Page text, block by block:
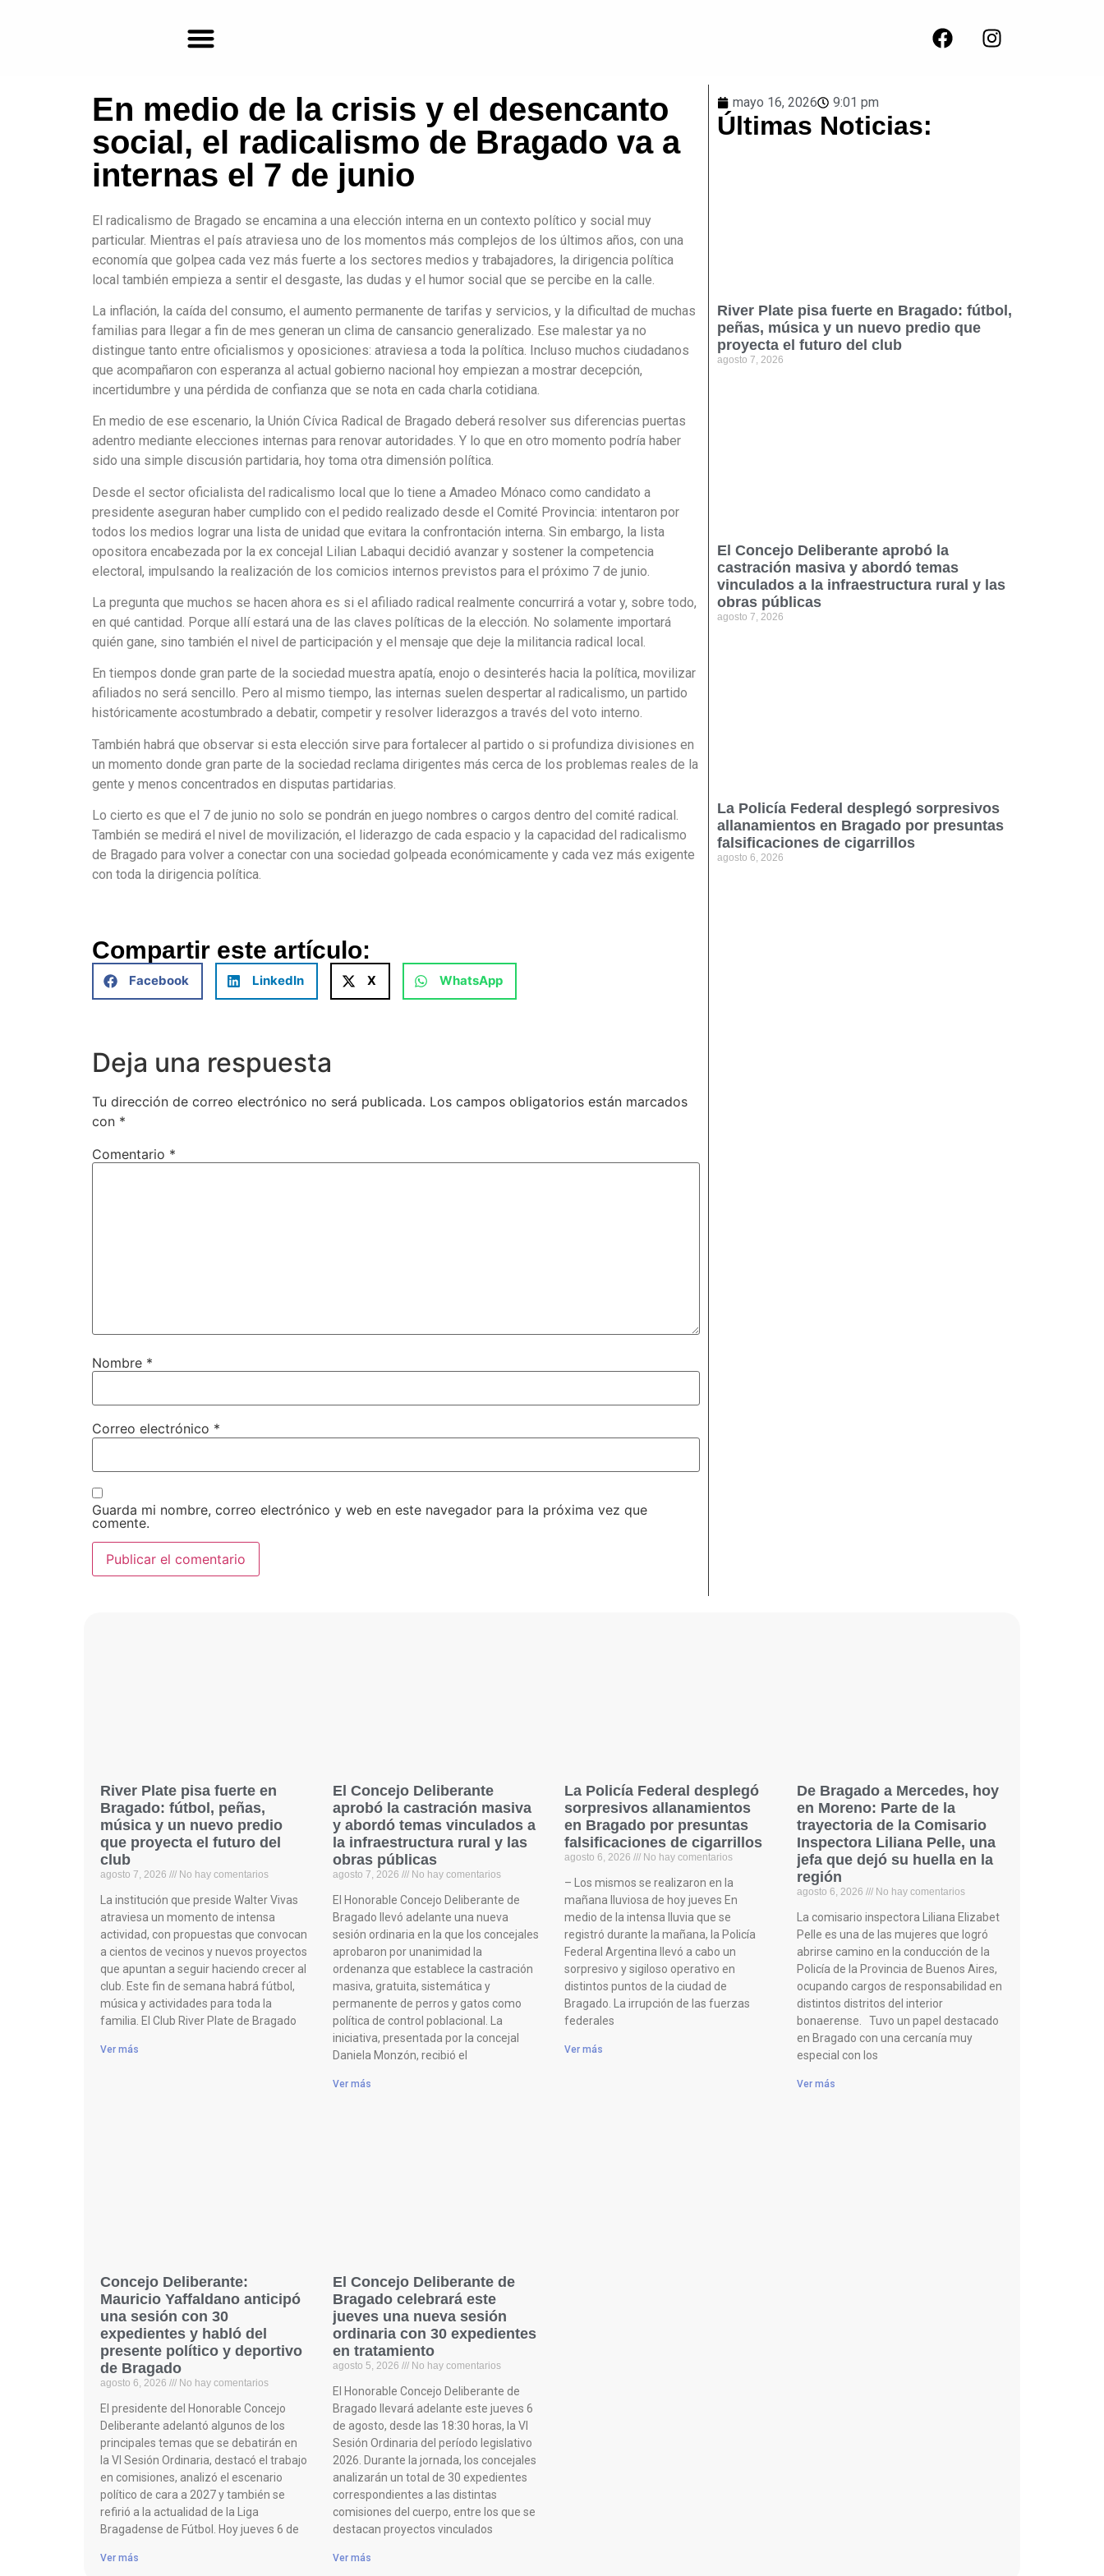
En medio de la crisis y el desencanto
social, el radicalismo de Bragado va a
internas el 7 de junio
El radicalismo de Bragado se encamina a una elección interna en un contexto político y social muy
particular. Mientras el país atraviesa uno de los momentos más complejos de los últimos años, con una
economía que golpea cada vez más fuerte a los sectores medios y trabajadores, la dirigencia política
local también empieza a sentir el desgaste, las dudas y el humor social que se percibe en la calle.
La inflación, la caída del consumo, el aumento permanente de tarifas y servicios, y la dificultad de muchas
familias para llegar a fin de mes generan un clima de cansancio generalizado. Ese malestar ya no
distingue tanto entre oficialismos y oposiciones: atraviesa a toda la política. Incluso muchos ciudadanos
que acompañaron con esperanza al actual gobierno nacional hoy empiezan a mostrar decepción,
incertidumbre y una pérdida de confianza que se nota en cada charla cotidiana.
En medio de ese escenario, la Unión Cívica Radical de Bragado deberá resolver sus diferencias puertas
adentro mediante elecciones internas para renovar autoridades. Y lo que en otro momento podría haber
sido una simple discusión partidaria, hoy toma otra dimensión política.
Desde el sector oficialista del radicalismo local que lo tiene a Amadeo Mónaco como candidato a
presidente aseguran haber cumplido con el pedido realizado desde el Comité Provincia: intentaron por
todos los medios lograr una lista de unidad que evitara la confrontación interna. Sin embargo, la lista
opositora encabezada por la ex concejal Lilian Labaqui decidió avanzar y sostener la competencia
electoral, impulsando la realización de los comicios internos previstos para el próximo 7 de junio.
La pregunta que muchos se hacen ahora es si el afiliado radical realmente concurrirá a votar y, sobre todo,
en qué cantidad. Porque allí estará una de las claves políticas de la elección. No solamente importará
quién gane, sino también el nivel de participación y el mensaje que deje la militancia radical local.
En tiempos donde gran parte de la sociedad muestra apatía, enojo o desinterés hacia la política, movilizar
afiliados no será sencillo. Pero al mismo tiempo, las internas suelen despertar al radicalismo, un partido
históricamente acostumbrado a debatir, competir y resolver liderazgos a través del voto interno.
También habrá que observar si esta elección sirve para fortalecer al partido o si profundiza divisiones en
un momento donde gran parte de la sociedad reclama dirigentes más cerca de los problemas reales de la
gente y menos concentrados en disputas partidarias.
Lo cierto es que el 7 de junio no solo se pondrán en juego nombres o cargos dentro del comité radical.
También se medirá el nivel de movilización, el liderazgo de cada espacio y la capacidad del radicalismo
de Bragado para volver a conectar con una sociedad golpeada económicamente y cada vez más exigente
con toda la dirigencia política.
Compartir este artículo:
Facebook LinkedIn X WhatsApp
Deja una respuesta
Tu dirección de correo electrónico no será publicada. Los campos obligatorios están marcados
con *
Comentario *
Nombre *
Correo electrónico *
Guarda mi nombre, correo electrónico y web en este navegador para la próxima vez que
comente.
mayo 16, 2026 9:01 pm
Últimas Noticias:
River Plate pisa fuerte en Bragado: fútbol,
peñas, música y un nuevo predio que
proyecta el futuro del club
agosto 7, 2026
El Concejo Deliberante aprobó la
castración masiva y abordó temas
vinculados a la infraestructura rural y las
obras públicas
agosto 7, 2026
La Policía Federal desplegó sorpresivos
allanamientos en Bragado por presuntas
falsificaciones de cigarrillos
agosto 6, 2026
River Plate pisa fuerte en
Bragado: fútbol, peñas,
música y un nuevo predio
que proyecta el futuro del
club
agosto 7, 2026 No hay comentarios
La institución que preside Walter Vivas
atraviesa un momento de intensa
actividad, con propuestas que convocan
a cientos de vecinos y nuevos proyectos
que apuntan a seguir haciendo crecer al
club. Este fin de semana habrá fútbol,
música y actividades para toda la
familia. El Club River Plate de Bragado
Ver más
El Concejo Deliberante
aprobó la castración masiva
y abordó temas vinculados a
la infraestructura rural y las
obras públicas
agosto 7, 2026 No hay comentarios
El Honorable Concejo Deliberante de
Bragado llevó adelante una nueva
sesión ordinaria en la que los concejales
aprobaron por unanimidad la
ordenanza que establece la castración
masiva, gratuita, sistemática y
permanente de perros y gatos como
política de control poblacional. La
iniciativa, presentada por la concejal
Daniela Monzón, recibió el
Ver más
La Policía Federal desplegó
sorpresivos allanamientos
en Bragado por presuntas
falsificaciones de cigarrillos
agosto 6, 2026 No hay comentarios
– Los mismos se realizaron en la
mañana lluviosa de hoy jueves En
medio de la intensa lluvia que se
registró durante la mañana, la Policía
Federal Argentina llevó a cabo un
sorpresivo y sigiloso operativo en
distintos puntos de la ciudad de
Bragado. La irrupción de las fuerzas
federales
Ver más
De Bragado a Mercedes, hoy
en Moreno: Parte de la
trayectoria de la Comisario
Inspectora Liliana Pelle, una
jefa que dejó su huella en la
región
agosto 6, 2026 No hay comentarios
La comisario inspectora Liliana Elizabet
Pelle es una de las mujeres que logró
abrirse camino en la conducción de la
Policía de la Provincia de Buenos Aires,
ocupando cargos de responsabilidad en
distintos distritos del interior
bonaerense. Tuvo un papel destacado
en Bragado con una cercanía muy
especial con los
Ver más
Concejo Deliberante:
Mauricio Yaffaldano anticipó
una sesión con 30
expedientes y habló del
presente político y deportivo
de Bragado
agosto 6, 2026 No hay comentarios
El presidente del Honorable Concejo
Deliberante adelantó algunos de los
principales temas que se debatirán en
la VI Sesión Ordinaria, destacó el trabajo
en comisiones, analizó el escenario
político de cara a 2027 y también se
refirió a la actualidad de la Liga
Bragadense de Fútbol. Hoy jueves 6 de
Ver más
El Concejo Deliberante de
Bragado celebrará este
jueves una nueva sesión
ordinaria con 30 expedientes
en tratamiento
agosto 5, 2026 No hay comentarios
El Honorable Concejo Deliberante de
Bragado llevará adelante este jueves 6
de agosto, desde las 18:30 horas, la VI
Sesión Ordinaria del período legislativo
2026. Durante la jornada, los concejales
analizarán un total de 30 expedientes
correspondientes a las distintas
comisiones del cuerpo, entre los que se
destacan proyectos vinculados
Ver más